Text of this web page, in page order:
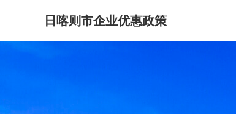
日喀则市企业优惠政策